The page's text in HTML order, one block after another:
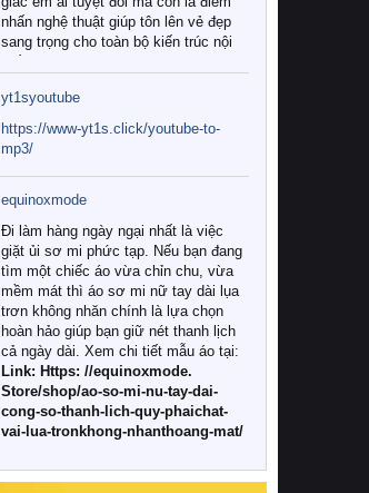
nhấn nghệ thuật giúp tôn lên vẻ đẹp
sang trọng cho toàn bộ kiến trúc nội
Tuy nhiên, giữa thị trường đa dạng
với vô vàn thương hiệu và mẫu mã
như hiện nay, làm thế nào để chọn
được những bộ chăn ga gối đệm cao
cấp thực sự chất lượng, phù hợp với
khí hậu và nhu cầu sử dụng của gia
đình? Hãy cùng chúng tôi đi tìm lời
giải đáp chi tiết qua bài viết dưới đây.
1. Tại sao các gia đình hiện đại lại ưa
chuộng chăn ga gối đệm cao cấp?
Khác với các dòng sản phẩm thông
thường, những bộ chăn ga gối đệm
cao cấp trải qua quy trình sản xuất
nghiêm ngặt từ khâu chọn lọc nguyên
liệu tự nhiên đến công nghệ dệt
nhuộm hiện đại không chứa hóa chất
này, bạn sẽ cảm nhận rõ rệt sự khác
yt1syoutube
https://www-yt1s.click/youtube-to-
mp3/
equinoxmode
Đi làm hàng ngày ngại nhất là việc
giặt ủi sơ mi phức tạp. Nếu bạn đang
tìm một chiếc áo vừa chỉn chu, vừa
mềm mát thì áo sơ mi nữ tay dài lụa
trơn không nhăn chính là lựa chọn
hoàn hảo giúp bạn giữ nét thanh lịch
cả ngày dài. Xem chi tiết mẫu áo tại:
Link: Https: //equinoxmode.
Store/shop/ao-so-mi-nu-tay-dai-
cong-so-thanh-lich-quy-phaichat-
vai-lua-tronkhong-nhanthoang-mat/